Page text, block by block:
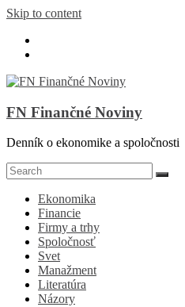
Skip to content
FN Finančné Noviny
Denník o ekonomike a spoločnosti
Ekonomika
Financie
Firmy a trhy
Spoločnosť
Svet
Manažment
Literatúra
Názory